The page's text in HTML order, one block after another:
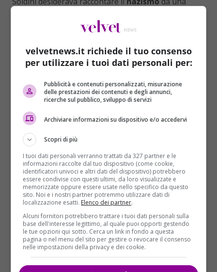
femminili con una profondità raramente vista nel
femminili sono raccontati in modo superficiale”, ma
in “Le Assaggiatrici” le donne sono rappresentate
nella loro complessità. Per questo, la sceneggiatura
è stata elaborata da un team di scrittrici, tra cui
Cristina Comencini,Giulia CalendaeIlaria
, prima di essere parzialmente riscritta dal
regista insieme aDoriana LeondeffeLucio Ricca
velvetnews.it richiede il tuo consenso
per utilizzare i tuoi dati personali per:
Pubblicità e contenuti personalizzati, misurazione
delle prestazioni dei contenuti e degli annunci,
ricerche sul pubblico, sviluppo di servizi
Archiviare informazioni su dispositivo e/o accedervi
Scopri di più
I tuoi dati personali verranno trattati da 327 partner e le
informazioni raccolte dal tuo dispositivo (come cookie,
identificatori univoci e altri dati del dispositivo) potrebbero
essere condivise con questi ultimi, da loro visualizzate e
memorizzate oppure essere usate nello specifico da questo
sito. Noi e i nostri partner potremmo utilizzare dati di
localizzazione esatti. Elenco dei partner.
Alcuni fornitori potrebbero trattare i tuoi dati personali sulla
base dell'interesse legittimo, al quale puoi opporti gestendo
le tue opzioni qui sotto. Cerca un link in fondo a questa
pagina o nel menu del sito per gestire o revocare il consenso
nelle impostazioni della privacy e dei cookie.